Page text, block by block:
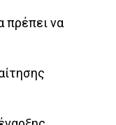
πρέπει να